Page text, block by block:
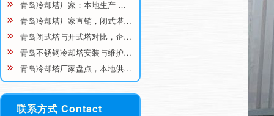
青岛冷却塔厂家：本地生产 …
青岛冷却塔厂家直销，闭式塔…
青岛闭式塔与开式塔对比，企…
青岛不锈钢冷却塔安装与维护…
青岛冷却塔厂家盘点，本地供…
联系方式 Contact